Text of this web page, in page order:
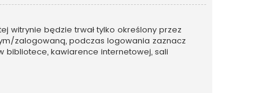
witrynie będzie trwał tylko określony przez
zalogowaną, podczas logowania zaznacz
bibliotece, kawiarence internetowej, sali